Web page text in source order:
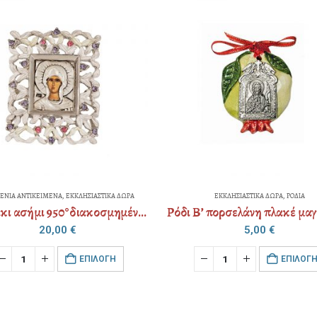
ΑΝΤΙΚΕΙΜΕΝΑ,ΕΚΚΛΗΣΙΑΣΤΙΚΑ ΔΩΡΑ
Καδράκι ασήμι 950°διακοσμημένο με εικόνα (επιλογή Αγίου)
20,00€
EΠΙΛΟΓΉ
ΕΚΚΛΗΣΙΑΣΤΙΚΑ ΔΩΡΑ,ΡΟΔΙΑ
5,00€
EΠΙΛΟΓΉ